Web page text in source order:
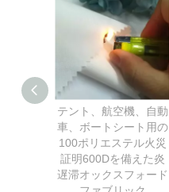
テント、航空機、自動
車、ボートシート用の
100ポリエステル火災
証明600Dを備えた炎
遅滞オックスフォード